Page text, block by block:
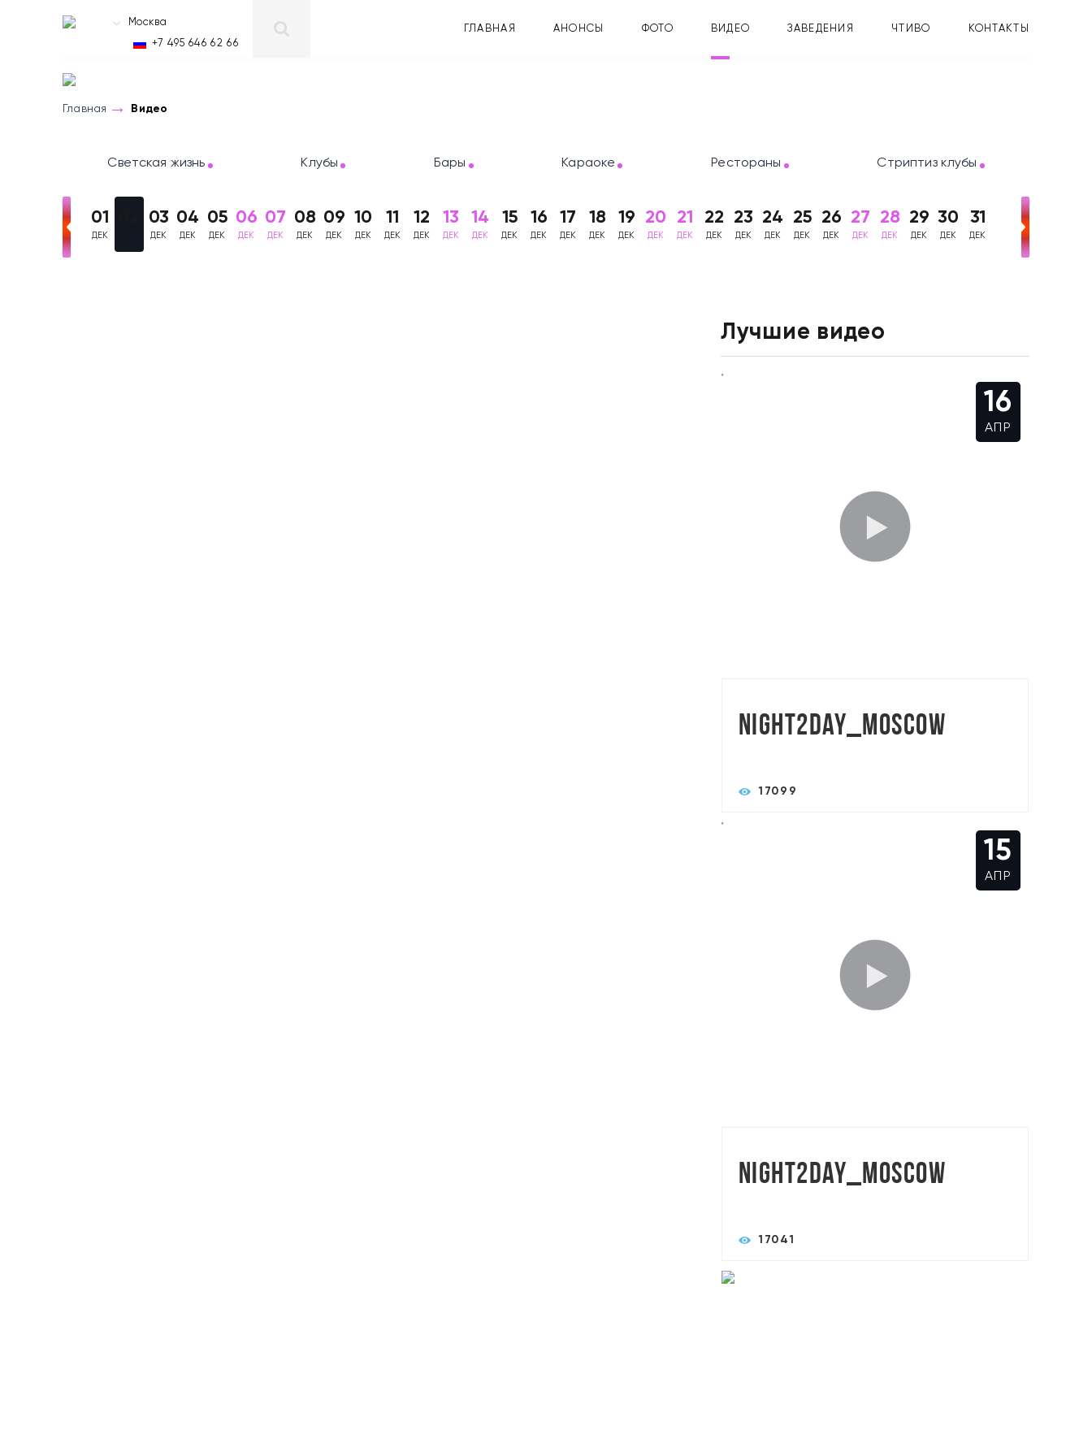
Москва
+7 495 646 62 66
ГЛАВНАЯ АНОНСЫ ФОТО ВИДЕО ЗАВЕДЕНИЯ ЧТИВО КОНТАКТЫ
Главная Видео
Светская жизнь Клубы Бары Караоке Рестораны Стриптиз клубы
01
ДЕК
03
ДЕК
04
ДЕК
05
ДЕК
06
ДЕК
07
ДЕК
08
ДЕК
09
ДЕК
10
ДЕК
11
ДЕК
12
ДЕК
13
ДЕК
14
ДЕК
15
ДЕК
16
ДЕК
17
ДЕК
18
ДЕК
19
ДЕК
20
ДЕК
21
ДЕК
22
ДЕК
23
ДЕК
24
ДЕК
25
ДЕК
26
ДЕК
27
ДЕК
28
ДЕК
29
ДЕК
30
ДЕК
31
ДЕК
Лучшие видео
16
АПР
Night2day_Moscow
17099
15
АПР
Night2day_Moscow
17041